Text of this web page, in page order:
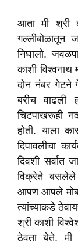
आता मी श्री
गल्लीबोळातून
निघालो.
काशी
दोन नंबर गेटने
बरीच वाढली
चिटपाखरूही
होती. याला
दिपावलीचा
दिवशी सर्वात
विक्रेते बसलेले
आपण आपले
त्यांच्याकडे
श्री काशी
ठेवता येते. मी